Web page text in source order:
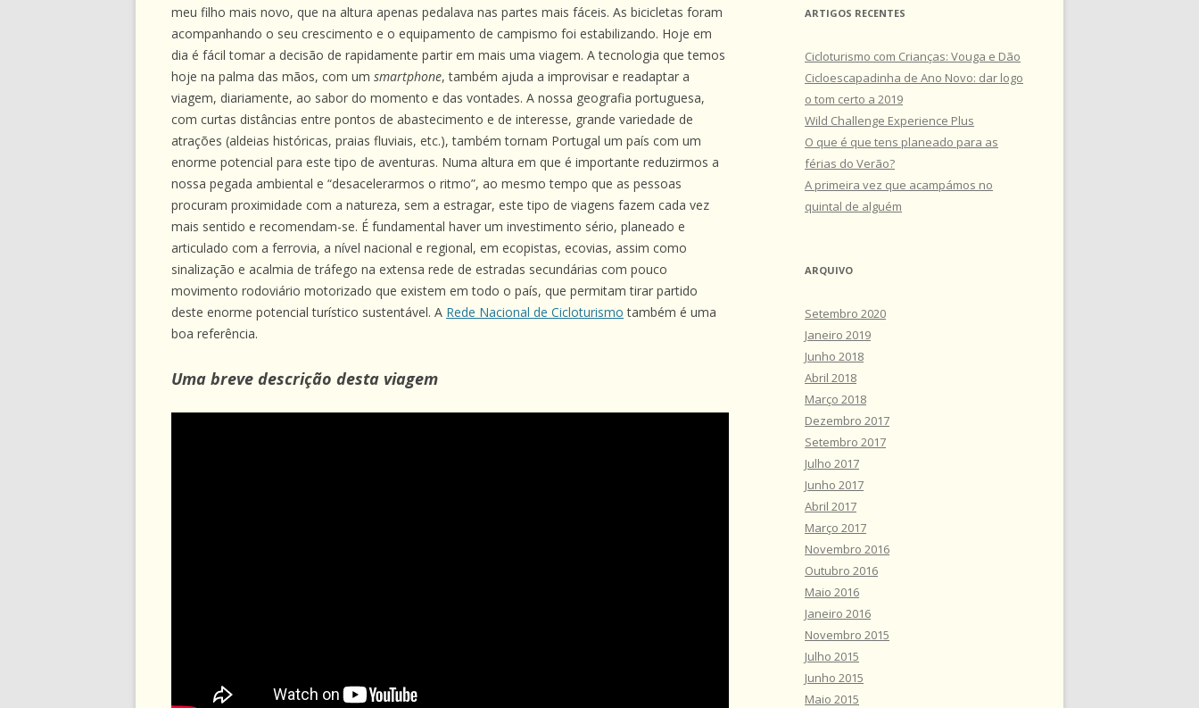
meu filho mais novo, que na altura apenas pedalava nas partes mais fáceis. As bicicletas foram
acompanhando o seu crescimento e o equipamento de campismo foi estabilizando. Hoje em
dia é fácil tomar a decisão de rapidamente partir em mais uma viagem. A tecnologia que temos
hoje na palma das mãos, com um smartphone, também ajuda a improvisar e readaptar a
viagem, diariamente, ao sabor do momento e das vontades. A nossa geografia portuguesa,
com curtas distâncias entre pontos de abastecimento e de interesse, grande variedade de
atrações (aldeias históricas, praias fluviais, etc.), também tornam Portugal um país com um
enorme potencial para este tipo de aventuras. Numa altura em que é importante reduzirmos a
nossa pegada ambiental e “desacelerarmos o ritmo”, ao mesmo tempo que as pessoas
procuram proximidade com a natureza, sem a estragar, este tipo de viagens fazem cada vez
mais sentido e recomendam-se. É fundamental haver um investimento sério, planeado e
articulado com a ferrovia, a nível nacional e regional, em ecopistas, ecovias, assim como
sinalização e acalmia de tráfego na extensa rede de estradas secundárias com pouco
movimento rodoviário motorizado que existem em todo o país, que permitam tirar partido
deste enorme potencial turístico sustentável. A Rede Nacional de Cicloturismo também é uma
boa referência.
Uma breve descrição desta viagem
ARTIGOS RECENTES
Cicloturismo com Crianças: Vouga e Dão
Cicloescapadinha de Ano Novo: dar logo
o tom certo a 2019
Wild Challenge Experience Plus
O que é que tens planeado para as
férias do Verão?
A primeira vez que acampámos no
quintal de alguém
ARQUIVO
Setembro 2020
Janeiro 2019
Junho 2018
Abril 2018
Março 2018
Dezembro 2017
Setembro 2017
Julho 2017
Junho 2017
Abril 2017
Março 2017
Novembro 2016
Outubro 2016
Maio 2016
Janeiro 2016
Novembro 2015
Julho 2015
Junho 2015
Maio 2015